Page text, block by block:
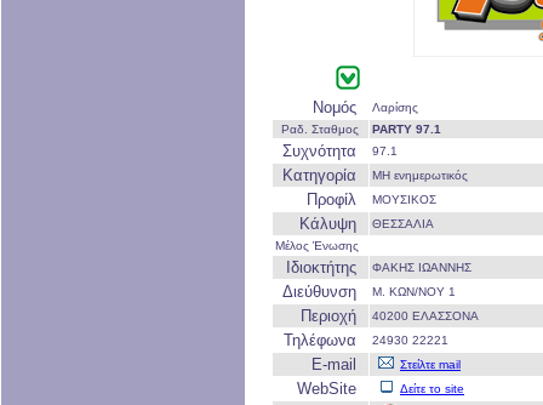
Νομός
Λαρίσης
Ραδ. Σταθμος
PARTY 97.1
Συχνότητα 97.1
Κατηγορία ΜΗ ενημερωτικός
Προφίλ ΜΟΥΣΙΚΟΣ
Κάλυψη
ΘΕΣΣΑΛΙΑ
Μέλος Ένωσης
Ιδιοκτήτης ΦΑΚΗΣ ΙΩΑΝΝΗΣ
Διεύθυνση Μ. ΚΩΝ/ΝΟΥ 1
Περιοχή 40200 ΕΛΑΣΣΟΝΑ
Τηλέφωνα 24930 22221
E-mail Στείλτε mail
WebSite Δείτε το site